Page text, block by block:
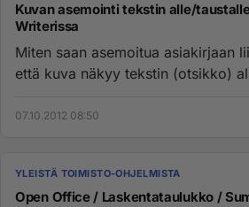
Kuvan asemointi tekstin alle/
Writerissa
Miten saan asemoitua asiakirjaan
että kuva näkyy tekstin (otsikko)
07.10.2012 08:50
YLEISTÄ TOIMISTO-OHJELMISTA
Open Office / Laskentataulukko /